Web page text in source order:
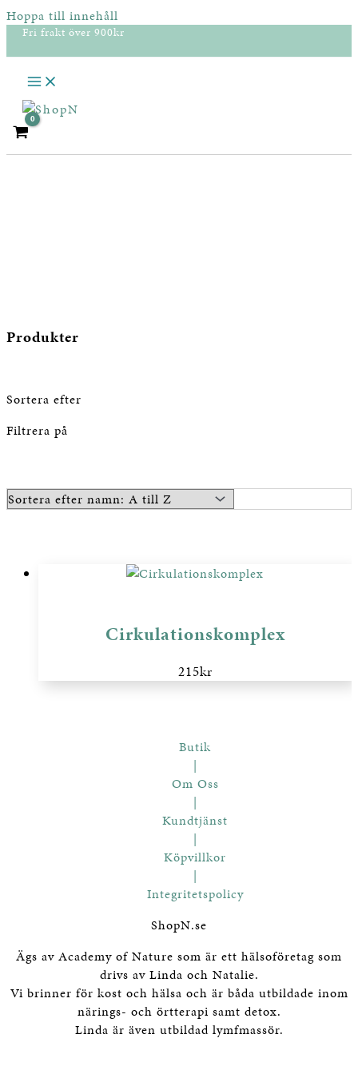
Hoppa till innehåll
Fri frakt över 900kr
Produkter
Sortera efter
Filtrera på
Cirkulationskomplex
215kr
Butik
|
Om Oss
|
Kundtjänst
|
Köpvillkor
|
Integritetspolicy
ShopN.se
Ägs av Academy of Nature som är ett hälsoföretag som
drivs av Linda och Natalie.
Vi brinner för kost och hälsa och är båda utbildade inom
närings- och örtterapi samt detox.
Linda är även utbildad lymfmassör.